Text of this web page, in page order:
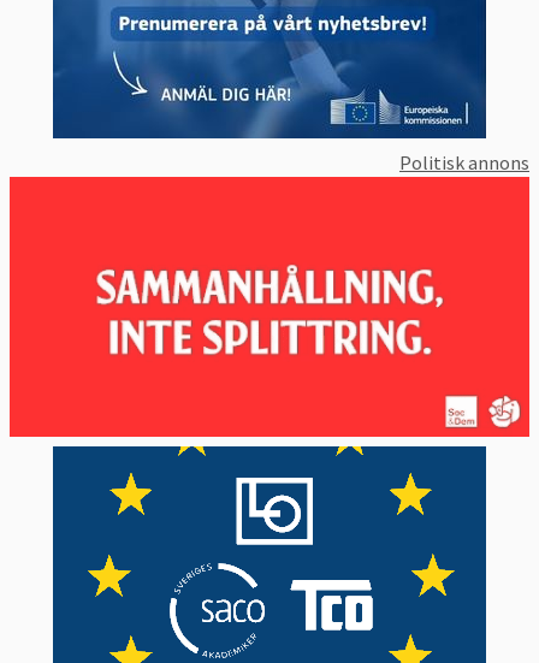
EU-kommissionen har dock förnekat detta.
Avtalet måste godkännas av EU:s
ministerråd och EU-parlamentet för att det
ska träda i kraft. Ijuli 2012röstade
Europaparlamentet nej till Actaavtalet.Politisk annons